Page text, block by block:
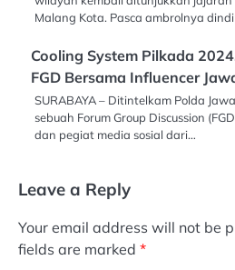
Malang Kota. Pasca ambrolnya
Cooling System Pilkada
FGD Bersama Influencer
SURABAYA – Ditintelkam Polda
sebuah Forum Group Discussion
dan pegiat media sosial dari…
Leave a Reply
Your email address will not be
fields are marked *